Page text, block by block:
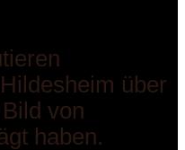
über
von
haben.